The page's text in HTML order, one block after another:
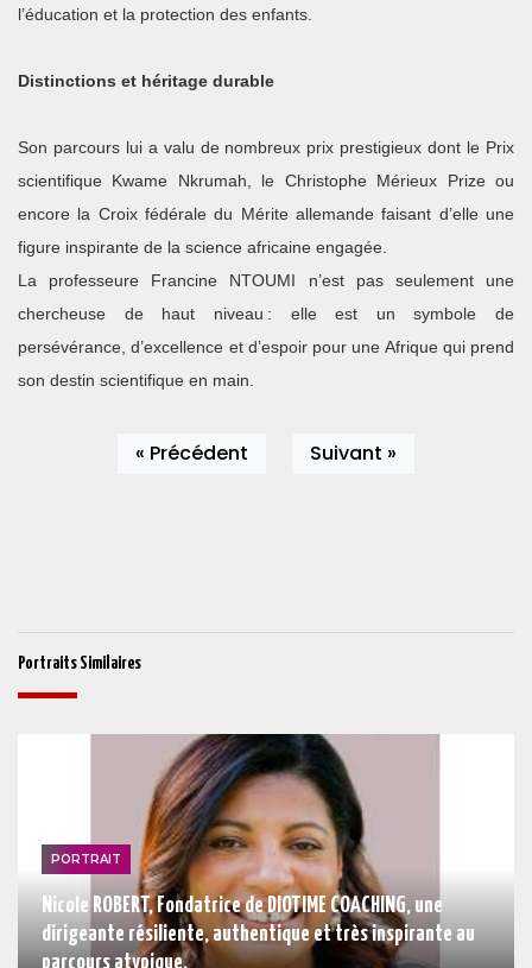
l’éducation et la protection des enfants.
Distinctions et héritage durable
Son parcours lui a valu de nombreux prix prestigieux dont le Prix
scientifique Kwame Nkrumah, le Christophe Mérieux Prize ou
encore la Croix fédérale du Mérite allemande faisant d’elle une
figure inspirante de la science africaine engagée.
La professeure Francine NTOUMI n’est pas seulement une
chercheuse de haut niveau : elle est un symbole de
persévérance, d’excellence et d’espoir pour une Afrique qui prend
son destin scientifique en main.
« Précédent Suivant »
Portraits Similaires
PORTRAIT
Nicole ROBERT, Fondatrice de DIOTIME COACHING, une
dirigeante résiliente, authentique et très inspirante au
parcours atypique.